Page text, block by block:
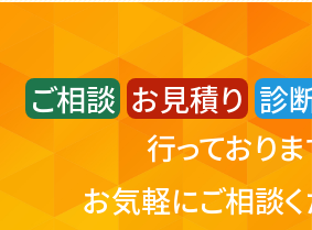
ご相談 お見積り 診
行っておりま
お気軽にご相談